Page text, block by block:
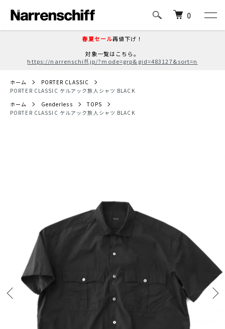
春夏セール再値下げ！
対象一覧はこちら。
https://narrenschiff.jp/?mode=grp&gid=483127&sort=n
0
ホーム
PORTER CLASSIC
PORTER CLASSIC ケルアック旅人シャツ BLACK
ホーム
Genderless
TOPS
PORTER CLASSIC ケルアック旅人シャツ BLACK